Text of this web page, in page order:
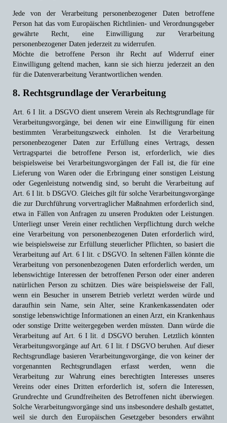
Jede von der Verarbeitung personenbezogener Daten betroffene
Person hat das vom Europäischen Richtlinien- und Verordnungsgeber
gewährte Recht, eine Einwilligung zur Verarbeitung
personenbezogener Daten jederzeit zu widerrufen.
Möchte die betroffene Person ihr Recht auf Widerruf einer
Einwilligung geltend machen, kann sie sich hierzu jederzeit an den
für die Datenverarbeitung Verantwortlichen wenden.
8. Rechtsgrundlage der Verarbeitung
Art. 6 I lit. a DSGVO dient unserem Verein als Rechtsgrundlage für
Verarbeitungsvorgänge, bei denen wir eine Einwilligung für einen
bestimmten Verarbeitungszweck einholen. Ist die Verarbeitung
personenbezogener Daten zur Erfüllung eines Vertrags, dessen
Vertragspartei die betroffene Person ist, erforderlich, wie dies
beispielsweise bei Verarbeitungsvorgängen der Fall ist, die für eine
Lieferung von Waren oder die Erbringung einer sonstigen Leistung
oder Gegenleistung notwendig sind, so beruht die Verarbeitung auf
Art. 6 I lit. b DSGVO. Gleiches gilt für solche Verarbeitungsvorgänge
die zur Durchführung vorvertraglicher Maßnahmen erforderlich sind,
etwa in Fällen von Anfragen zu unseren Produkten oder Leistungen.
Unterliegt unser Verein einer rechtlichen Verpflichtung durch welche
eine Verarbeitung von personenbezogenen Daten erforderlich wird,
wie beispielsweise zur Erfüllung steuerlicher Pflichten, so basiert die
Verarbeitung auf Art. 6 I lit. c DSGVO. In seltenen Fällen könnte die
Verarbeitung von personenbezogenen Daten erforderlich werden, um
lebenswichtige Interessen der betroffenen Person oder einer anderen
natürlichen Person zu schützen. Dies wäre beispielsweise der Fall,
wenn ein Besucher in unserem Betrieb verletzt werden würde und
daraufhin sein Name, sein Alter, seine Krankenkassendaten oder
sonstige lebenswichtige Informationen an einen Arzt, ein Krankenhaus
oder sonstige Dritte weitergegeben werden müssten. Dann würde die
Verarbeitung auf Art. 6 I lit. d DSGVO beruhen. Letztlich könnten
Verarbeitungsvorgänge auf Art. 6 I lit. f DSGVO beruhen. Auf dieser
Rechtsgrundlage basieren Verarbeitungsvorgänge, die von keiner der
vorgenannten Rechtsgrundlagen erfasst werden, wenn die
Verarbeitung zur Wahrung eines berechtigten Interesses unseres
Vereins oder eines Dritten erforderlich ist, sofern die Interessen,
Grundrechte und Grundfreiheiten des Betroffenen nicht überwiegen.
Solche Verarbeitungsvorgänge sind uns insbesondere deshalb gestattet,
weil sie durch den Europäischen Gesetzgeber besonders erwähnt